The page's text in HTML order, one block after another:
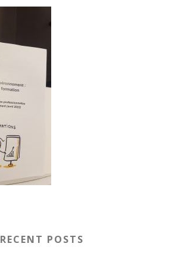
RECENT POSTS